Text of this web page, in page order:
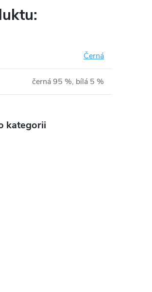
Černá
černá 95 %, bílá 5 %
kategorii